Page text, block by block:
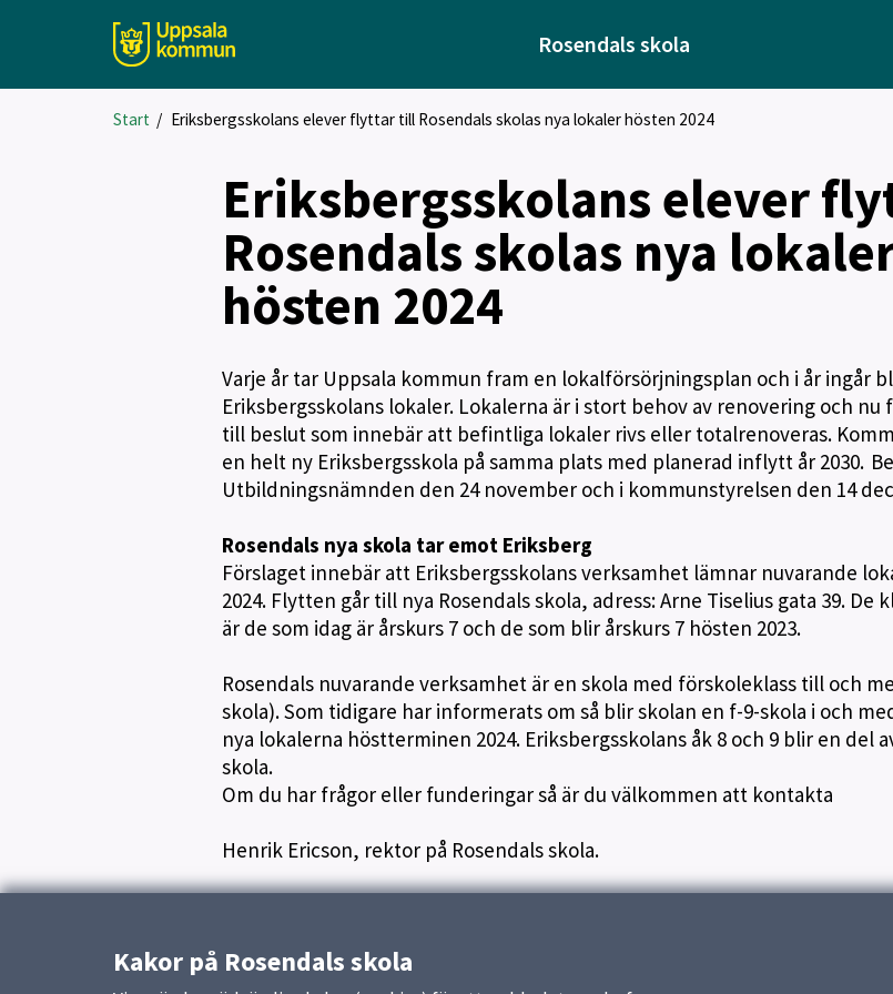
Rosendals skola
Start / Eriksbergsskolans elever flyttar till Rosendals skolas nya lokaler hösten 2024
Eriksbergsskolans elever
Rosendals skolas nya
hösten 2024
Varje år tar Uppsala kommun fram en lokalförsörjningsplan och i år ingår
Eriksbergsskolans lokaler. Lokalerna är i stort behov av renovering och
till beslut som innebär att befintliga lokaler rivs eller totalrenoveras.
en helt ny Eriksbergsskola på samma plats med planerad inflytt år 2030.
Utbildningsnämnden den 24 november och i kommunstyrelsen den 14
Rosendals nya skola tar emot Eriksberg
Förslaget innebär att Eriksbergsskolans verksamhet lämnar nuvarande
2024. Flytten går till nya Rosendals skola, adress: Arne Tiselius gata 39. De
är de som idag är årskurs 7 och de som blir årskurs 7 hösten 2023.
Rosendals nuvarande verksamhet är en skola med förskoleklass till och
skola). Som tidigare har informerats om så blir skolan en f-9-skola i och
nya lokalerna höstterminen 2024. Eriksbergsskolans åk 8 och 9 blir en del
skola.
Om du har frågor eller funderingar så är du välkommen att kontakta
Henrik Ericson, rektor på Rosendals skola.
Kakor på Rosendals skola